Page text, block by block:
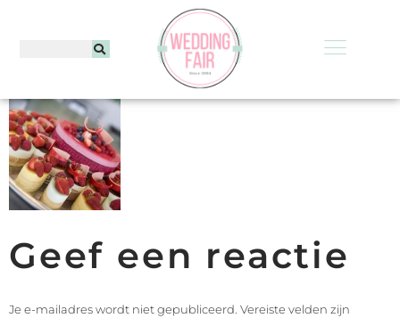
Geef een reactie
Je e-mailadres wordt niet gepubliceerd. Vereiste velden zijn